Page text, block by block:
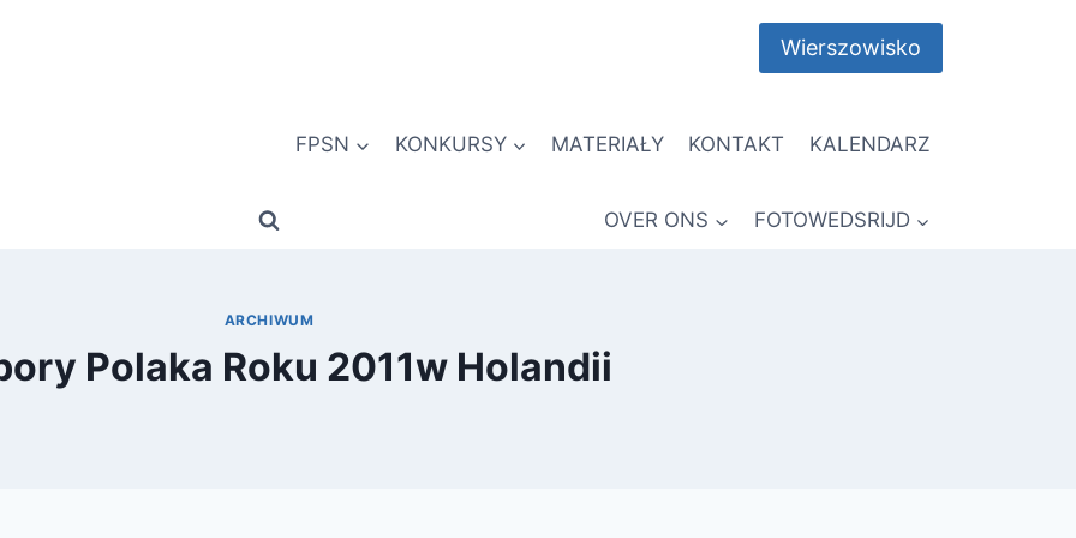
Wierszowisko
FPSN KONKURSY MATERIAŁY KONTAKT KALENDARZ
OVER ONS FOTOWEDSRIJD
ARCHIWUM
Polaka Roku 2011w Holandii